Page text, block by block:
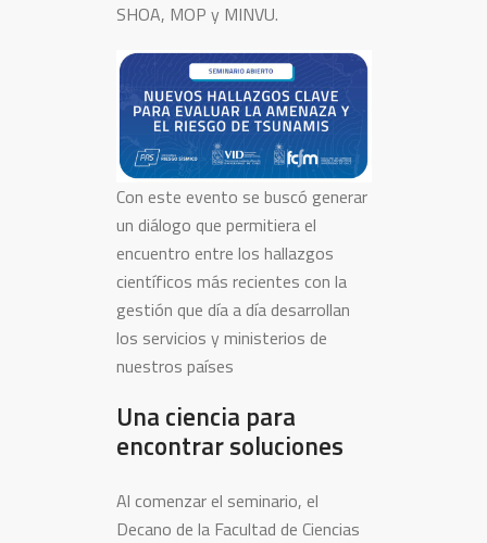
SHOA, MOP y MINVU.
Con este evento se buscó generar
un diálogo que permitiera el
encuentro entre los hallazgos
científicos más recientes con la
gestión que día a día desarrollan
los servicios y ministerios de
nuestros países
Una ciencia para
encontrar soluciones
Al comenzar el seminario, el
Decano de la Facultad de Ciencias